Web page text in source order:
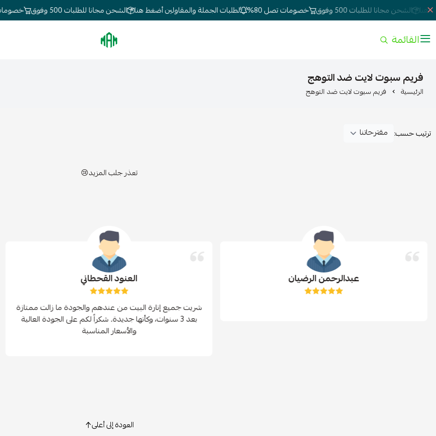
الشحن مجانا للطلبات 500 وفوق خصومات تصل 80% لطلبات الجملة والمقاولين أضغط هنا الشحن مجانا للطلبات 500 وفوق خصومات
القائمة الموسى للإنارة
فريم سبوت لايت ضد التوهج
الرئيسية فريم سبوت لايت ضد التوهج
ترتيب حسب:
تعذر جلب المزيد😢
عبدالرحمن الرضيان العنود القحطاني
شريت جميع إنارة البيت من عندهم والجودة ما زالت ممتازة
بعد 3 سنوات، وكأنها جديدة. شكراً لكم على الجودة العالية
والأسعار المناسبة
العودة إلى أعلى